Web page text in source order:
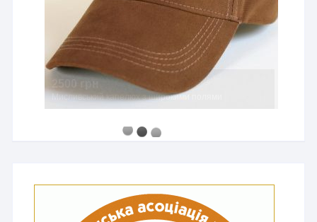
2500 грн
Мисливський капелюх з широкими полями